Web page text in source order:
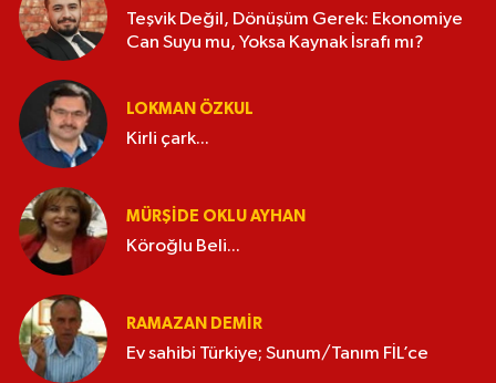
Teşvik Değil, Dönüşüm Gerek: Ekonomiye
Can Suyu mu, Yoksa Kaynak İsrafı mı?
LOKMAN ÖZKUL
Kirli çark...
MÜRŞIDE OKLU AYHAN
Köroğlu Beli...
RAMAZAN DEMİR
Ev sahibi Türkiye; Sunum/Tanım FİL’ce